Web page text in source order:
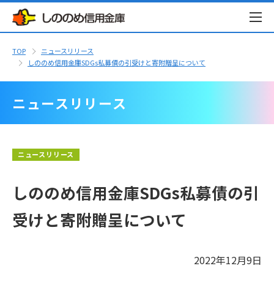
TOP
ニュースリリース
しののめ信用金庫SDGs私募債の引受けと寄附贈呈について
ニュースリリース
ニュースリリース
しののめ信用金庫SDGs私募債の引
受けと寄附贈呈について
2022年12月9日